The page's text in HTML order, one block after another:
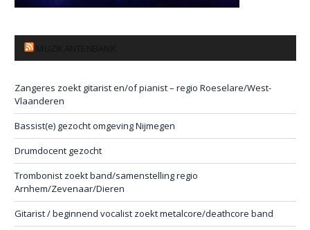
Zangeres zoekt gitarist en/of pianist – regio Roeselare/West-
Vlaanderen
Bassist(e) gezocht omgeving Nijmegen
Drumdocent gezocht
Trombonist zoekt band/samenstelling regio
Arnhem/Zevenaar/Dieren
Gitarist / beginnend vocalist zoekt metalcore/deathcore band